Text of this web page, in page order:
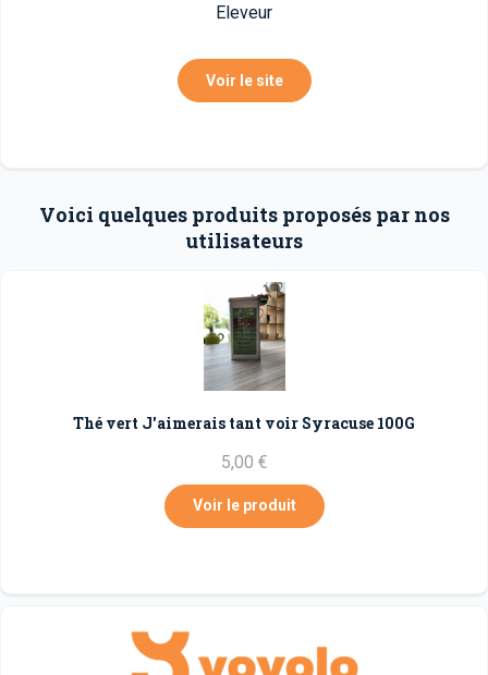
Eleveur
Voir le site
Voici quelques produits proposés par nos
utilisateurs
Thé vert J'aimerais tant voir Syracuse 100G
5,00 €
Voir le produit